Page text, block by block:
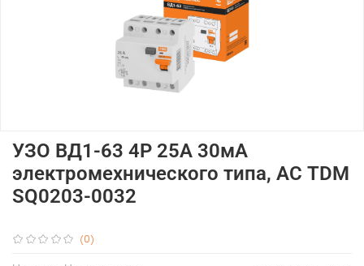
(0)
УЗО ВД1-63 4Р 25А 30мА
электромехнического типа, АС TDM
SQ0203-0032